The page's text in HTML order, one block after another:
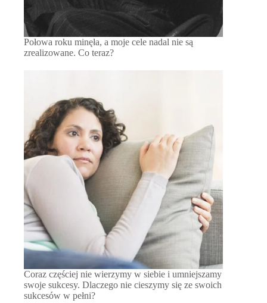
Połowa roku minęła, a moje cele nadal nie są
zrealizowane. Co teraz?
Coraz częściej nie wierzymy w siebie i umniejszamy
swoje sukcesy. Dlaczego nie cieszymy się ze swoich
sukcesów w pełni?